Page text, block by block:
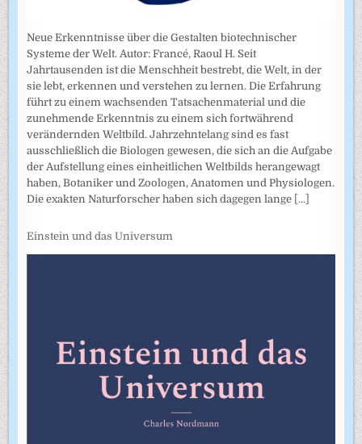
Neue Erkenntnisse über die Gestalten biotechnischer
Systeme der Welt. Autor: Francé, Raoul H. Seit
Jahrtausenden ist die Menschheit bestrebt, die Welt, in der
sie lebt, erkennen und verstehen zu lernen. Die Erfahrung
führt zu einem wachsenden Tatsachenmaterial und die
zunehmende Erkenntnis zu einem sich fortwährend
verändernden Weltbild. Jahrzehntelang sind es fast
ausschließlich die Biologen gewesen, die sich an die Aufgabe
der Aufstellung eines einheitlichen Weltbilds herangewagt
haben, Botaniker und Zoologen, Anatomen und Physiologen.
Die exakten Naturforscher haben sich dagegen lange [...]
Einstein und das Universum